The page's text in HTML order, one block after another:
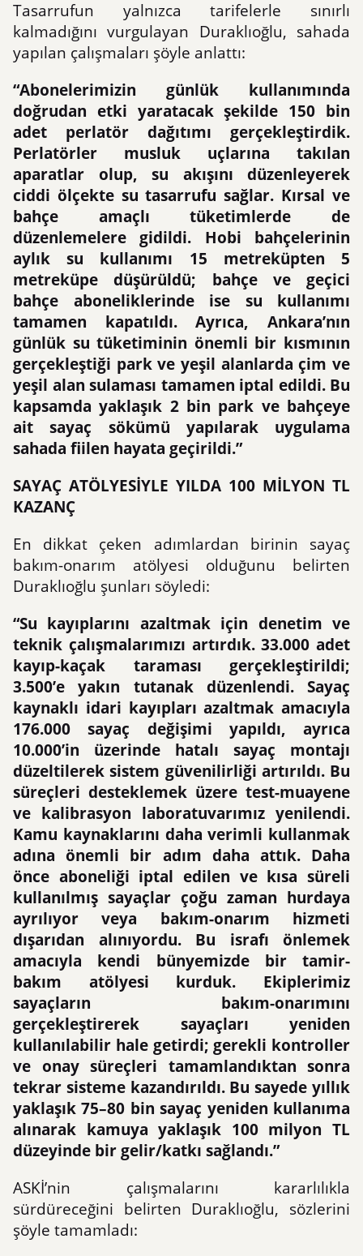
Tasarrufun yalnızca tarifelerle sınırlı
kalmadığını vurgulayan Duraklıoğlu, sahada
yapılan çalışmaları şöyle anlattı:
“Abonelerimizin günlük kullanımında
doğrudan etki yaratacak şekilde 150 bin
adet perlatör dağıtımı gerçekleştirdik.
Perlatörler musluk uçlarına takılan
aparatlar olup, su akışını düzenleyerek
ciddi ölçekte su tasarrufu sağlar. Kırsal ve
bahçe amaçlı tüketimlerde de
düzenlemelere gidildi. Hobi bahçelerinin
aylık su kullanımı 15 metreküpten 5
metreküpe düşürüldü; bahçe ve geçici
bahçe aboneliklerinde ise su kullanımı
tamamen kapatıldı. Ayrıca, Ankara’nın
günlük su tüketiminin önemli bir kısmının
gerçekleştiği park ve yeşil alanlarda çim ve
yeşil alan sulaması tamamen iptal edildi. Bu
kapsamda yaklaşık 2 bin park ve bahçeye
ait sayaç sökümü yapılarak uygulama
sahada fiilen hayata geçirildi.”
SAYAÇ ATÖLYESİYLE YILDA 100 MİLYON TL
KAZANÇ
En dikkat çeken adımlardan birinin sayaç
bakım-onarım atölyesi olduğunu belirten
Duraklıoğlu şunları söyledi:
“Su kayıplarını azaltmak için denetim ve
teknik çalışmalarımızı artırdık. 33.000 adet
kayıp-kaçak taraması gerçekleştirildi;
3.500’e yakın tutanak düzenlendi. Sayaç
kaynaklı idari kayıpları azaltmak amacıyla
176.000 sayaç değişimi yapıldı, ayrıca
10.000’in üzerinde hatalı sayaç montajı
düzeltilerek sistem güvenilirliği artırıldı. Bu
süreçleri desteklemek üzere test-muayene
ve kalibrasyon laboratuvarımız yenilendi.
Kamu kaynaklarını daha verimli kullanmak
adına önemli bir adım daha attık. Daha
önce aboneliği iptal edilen ve kısa süreli
kullanılmış sayaçlar çoğu zaman hurdaya
ayrılıyor veya bakım-onarım hizmeti
dışarıdan alınıyordu. Bu israfı önlemek
amacıyla kendi bünyemizde bir tamir-
bakım atölyesi kurduk. Ekiplerimiz
sayaçların bakım-onarımını
gerçekleştirerek sayaçları yeniden
kullanılabilir hale getirdi; gerekli kontroller
ve onay süreçleri tamamlandıktan sonra
tekrar sisteme kazandırıldı. Bu sayede yıllık
yaklaşık 75–80 bin sayaç yeniden kullanıma
alınarak kamuya yaklaşık 100 milyon TL
düzeyinde bir gelir/katkı sağlandı.”
ASKİ’nin çalışmalarını kararlılıkla
sürdüreceğini belirten Duraklıoğlu, sözlerini
şöyle tamamladı: